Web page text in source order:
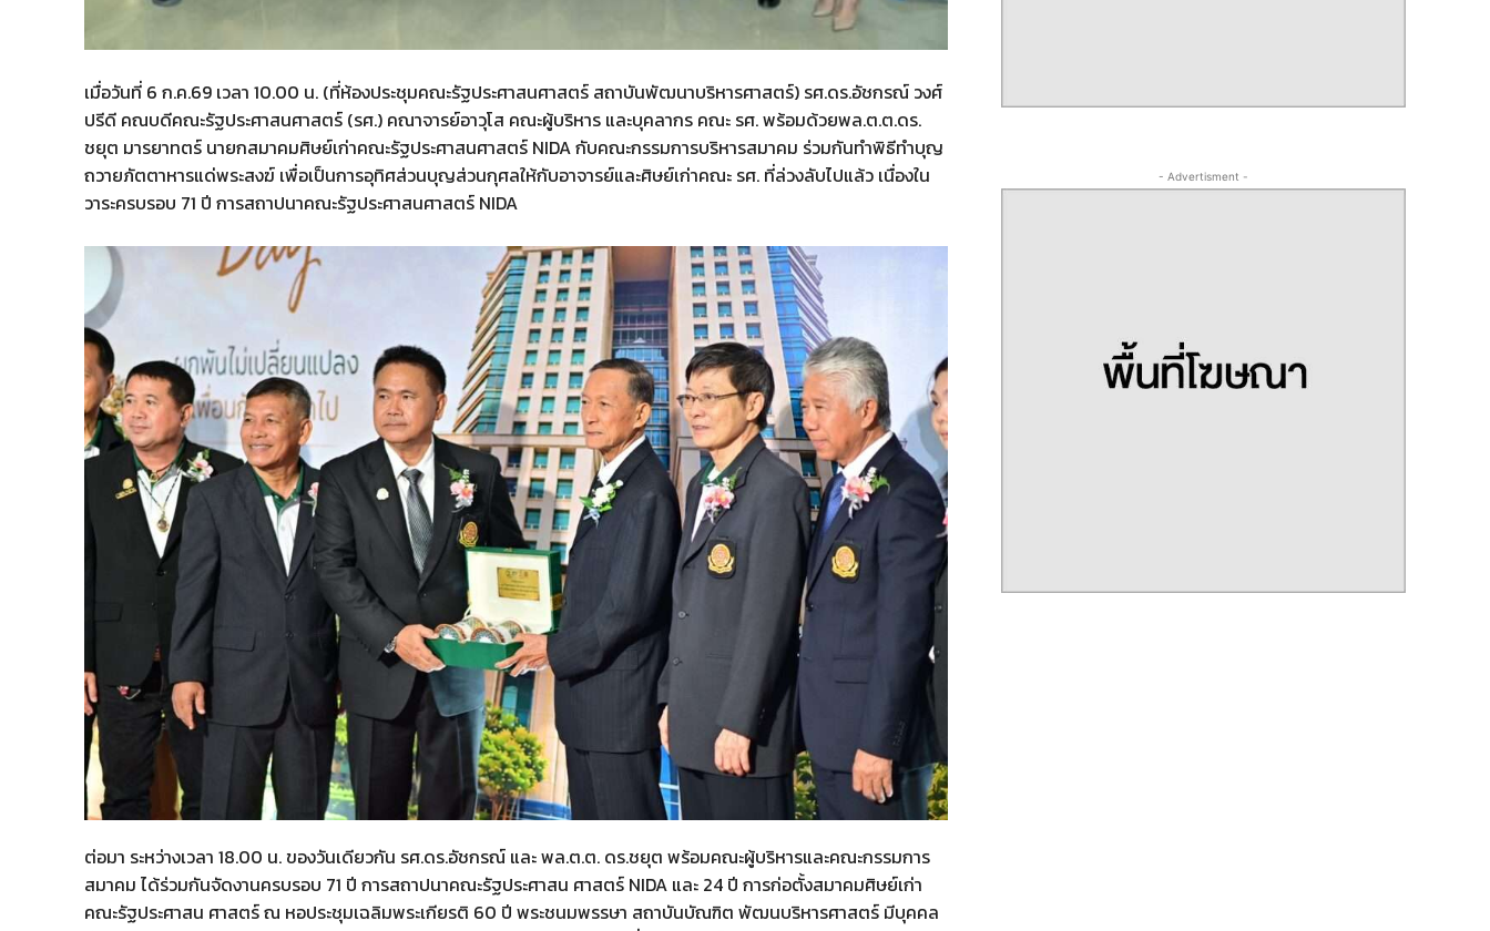
เมื่อวันที่ 6 ก.ค.69 เวลา 10.00 น. (ที่ห้องประชุมคณะรัฐประศาสนศาสตร์ สถาบันพัฒนาบริหารศาสตร์) รศ.ดร.อัชกรณ์ วงศ์
ปรีดี คณบดีคณะรัฐประศาสนศาสตร์ (รศ.) คณาจารย์อาวุโส คณะผู้บริหาร และบุคลากร คณะ รศ. พร้อมด้วยพล.ต.ต.ดร.
ชยุต มารยาทตร์ นายกสมาคมศิษย์เก่าคณะรัฐประศาสนศาสตร์ NIDA กับคณะกรรมการบริหารสมาคม ร่วมกันทำพิธีทำบุญ
ถวายภัตตาหารแด่พระสงฆ์ เพื่อเป็นการอุทิศส่วนบุญส่วนกุศลให้กับอาจารย์และศิษย์เก่าคณะ รศ. ที่ล่วงลับไปแล้ว เนื่องใน
วาระครบรอบ 71 ปี การสถาปนาคณะรัฐประศาสนศาสตร์ NIDA
ต่อมา ระหว่างเวลา 18.00 น. ของวันเดียวกัน รศ.ดร.อัชกรณ์ และ พล.ต.ต. ดร.ชยุต พร้อมคณะผู้บริหารและคณะกรรมการ
สมาคม ได้ร่วมกันจัดงานครบรอบ 71 ปี การสถาปนาคณะรัฐประศาสน ศาสตร์ NIDA และ 24 ปี การก่อตั้งสมาคมศิษย์เก่า
คณะรัฐประศาสน ศาสตร์ ณ หอประชุมเฉลิมพระเกียรติ 60 ปี พระชนมพรรษา สถาบันบัณฑิต พัฒนบริหารศาสตร์ มีบุคคล
- Advertisment -